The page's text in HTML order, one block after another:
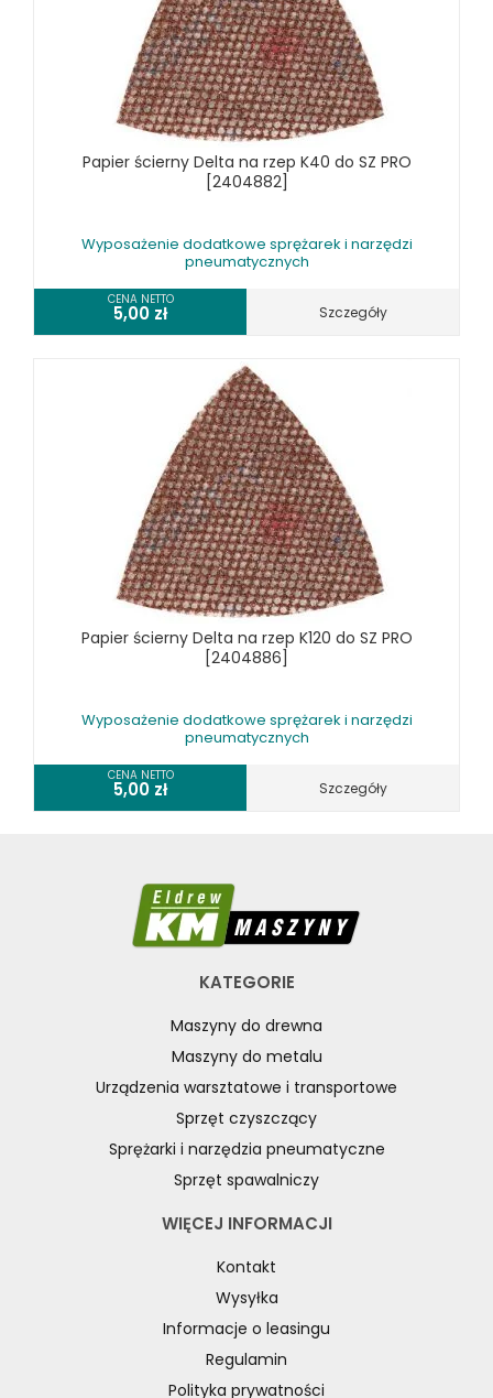
Papier ścierny Delta na rzep K40 do SZ PRO
[2404882]
Wyposażenie dodatkowe sprężarek i narzędzi
pneumatycznych
CENA NETTO
5,00 zł Szczegóły
Papier ścierny Delta na rzep K120 do SZ PRO
[2404886]
Wyposażenie dodatkowe sprężarek i narzędzi
pneumatycznych
CENA NETTO
5,00 zł Szczegóły
KATEGORIE
Maszyny do drewna
Maszyny do metalu
Urządzenia warsztatowe i transportowe
Sprzęt czyszczący
Sprężarki i narzędzia pneumatyczne
Sprzęt spawalniczy
WIĘCEJ INFORMACJI
Kontakt
Wysyłka
Informacje o leasingu
Regulamin
Polityka prywatności